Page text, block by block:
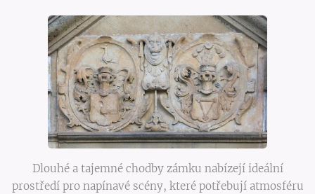
Dlouhé a tajemné chodby zámku nabízejí ideální
prostředí pro napínavé scény, které potřebují atmosféru